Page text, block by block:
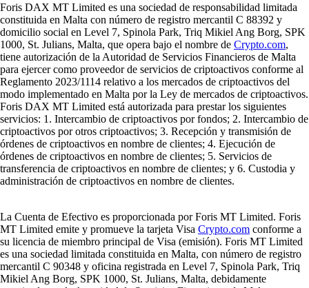
Foris DAX MT Limited es una sociedad de responsabilidad limitada
constituida en Malta con número de registro mercantil C 88392 y
domicilio social en Level 7, Spinola Park, Triq Mikiel Ang Borg, SPK
1000, St. Julians, Malta, que opera bajo el nombre de Crypto.com,
tiene autorización de la Autoridad de Servicios Financieros de Malta
para ejercer como proveedor de servicios de criptoactivos conforme al
Reglamento 2023/1114 relativo a los mercados de criptoactivos del
modo implementado en Malta por la Ley de mercados de criptoactivos.
Foris DAX MT Limited está autorizada para prestar los siguientes
servicios: 1. Intercambio de criptoactivos por fondos; 2. Intercambio de
criptoactivos por otros criptoactivos; 3. Recepción y transmisión de
órdenes de criptoactivos en nombre de clientes; 4. Ejecución de
órdenes de criptoactivos en nombre de clientes; 5. Servicios de
transferencia de criptoactivos en nombre de clientes; y 6. Custodia y
administración de criptoactivos en nombre de clientes.
La Cuenta de Efectivo es proporcionada por Foris MT Limited. Foris
MT Limited emite y promueve la tarjeta Visa Crypto.com conforme a
su licencia de miembro principal de Visa (emisión). Foris MT Limited
es una sociedad limitada constituida en Malta, con número de registro
mercantil C 90348 y oficina registrada en Level 7, Spinola Park, Triq
Mikiel Ang Borg, SPK 1000, St. Julians, Malta, debidamente